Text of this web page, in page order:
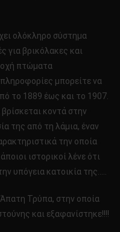
ολόκληρο σύστημα
για βρικόλακες και
πτώματα
μπορείτε να
το 1889 έως και το 1907.
κοντά στην
της από τη λάμια, έναν
την οποία
ιστορικοί λένε ότι
υπόγεια κατοικία της…..
Τρύπα, στην οποία
και εξαφανίστηκε!!!!